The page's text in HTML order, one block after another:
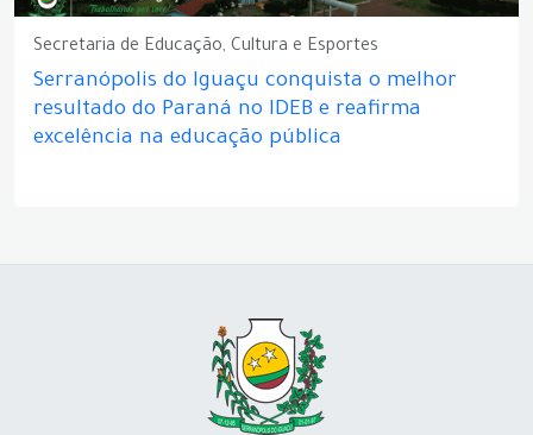
Secretaria de Educação, Cultura e Esportes
Serranópolis do Iguaçu conquista o melhor
resultado do Paraná no IDEB e reafirma
excelência na educação pública